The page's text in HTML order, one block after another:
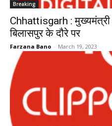
Breaking
Chhattisgarh :
बिलासपुर के दौरे पर
Farzana Bano - March 19, 2023